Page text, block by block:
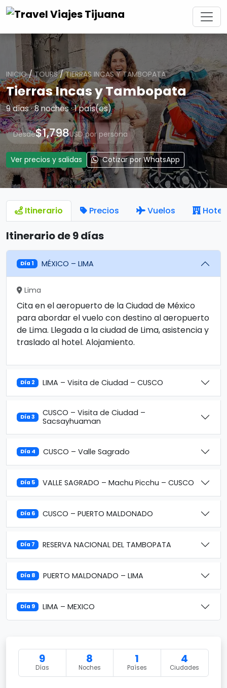
INICIO/TOURS/TIERRAS INCAS Y TAMBOPATA
Tierras Incas y Tambopata
9 días · 8 noches · 1 país(es)
Desde$1,798USD por persona
Ver precios y salidas Cotizar por WhatsApp
Itinerario Precios Vuelos
Itinerario de 9 días
Día 1 MÉXICO – LIMA
Lima
Cita en el aeropuerto de la Ciudad de México
para abordar el vuelo con destino al aeropuerto
de Lima. Llegada a la ciudad de Lima, asistencia y
traslado al hotel. Alojamiento.
Día 2 LIMA – Visita de Ciudad – CUSCO
Día 3
CUSCO – Visita de Ciudad –
Sacsayhuaman
Día 4 CUSCO – Valle Sagrado
Día 5 VALLE SAGRADO – Machu Picchu – CUSCO
Día 6 CUSCO – PUERTO MALDONADO
Día 7 RESERVA NACIONAL DEL TAMBOPATA
Día 8 PUERTO MALDONADO – LIMA
Día 9 LIMA – MEXICO
9
Días
8
Noches
1
Países
4
Ciudades